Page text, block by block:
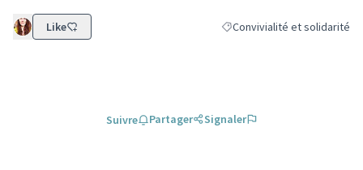
Like Filtrer les résultats de la
Convivialité et solidarité
Suivre Partager Signaler